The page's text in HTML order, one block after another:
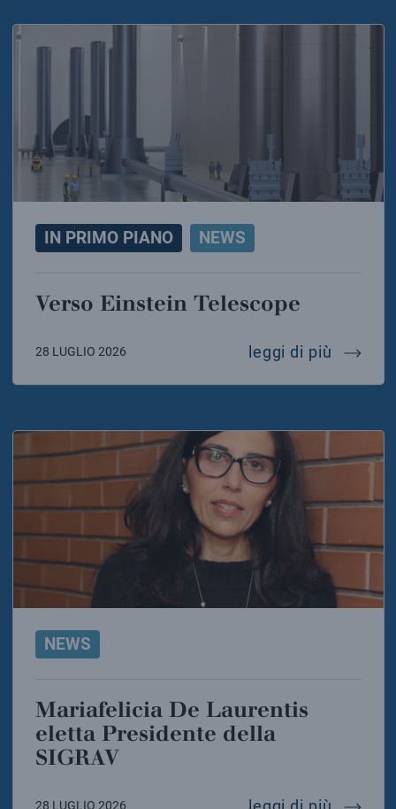
IN PRIMO PIANO NEWS
Verso Einstein Telescope
28 LUGLIO 2026 leggi di più verso
NEWS
Mariafelicia De Laurentis
eletta Presidente della
SIGRAV
28 LUGLIO 2026